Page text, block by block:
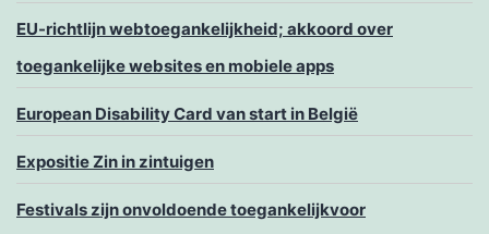
EU-richtlijn webtoegankelijkheid; akkoord over
toegankelijke websites en mobiele apps
European Disability Card van start in België
Expositie Zin in zintuigen
Festivals zijn onvoldoende toegankelijkvoor